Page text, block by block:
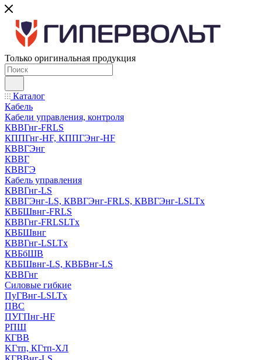
Только оригинальная продукция
Каталог
Кабель
Кабели управления, контроля
КВВГнг-FRLS
КППГнг-HF, КППГЭнг-HF
КВВГЭнг
КВВГ
КВВГЭ
Кабель управления
КВВГнг-LS
КВВГЭнг-LS, КВВГЭнг-FRLS, КВВГЭнг-LSLTx
КВБШвнг-FRLS
КВВГнг-FRLSLTx
КВБШвнг
КВВГнг-LSLTx
КВБбШВ
КВБШвнг-LS, КВБВнг-LS
КВВГнг
Силовые гибкие
ПуГВнг-LSLTx
ПВС
ПУГПнг-HF
РПШ
КГВВ
KГтп, КГтп-ХЛ